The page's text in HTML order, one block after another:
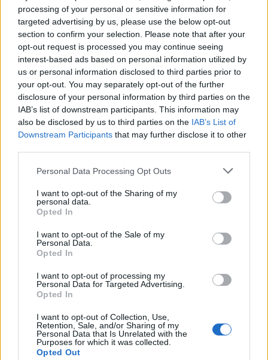
processing of your personal or sensitive information for
targeted advertising by us, please use the below opt-out
section to confirm your selection. Please note that after your
opt-out request is processed you may continue seeing
interest-based ads based on personal information utilized by
us or personal information disclosed to third parties prior to
your opt-out. You may separately opt-out of the further
disclosure of your personal information by third parties on the
IAB’s list of downstream participants. This information may
also be disclosed by us to third parties on the IAB’s List of
Downstream Participants that may further disclose it to other
Personal Data Processing Opt Outs
I want to opt-out of the Sharing of my
personal data.
Opted In
I want to opt-out of the Sale of my
Personal Data.
Opted In
I want to opt-out of processing my
Personal Data for Targeted Advertising.
Opted In
I want to opt-out of Collection, Use,
Retention, Sale, and/or Sharing of my
Personal Data that Is Unrelated with the
Purposes for which it was collected.
Opted Out
πάρκο Φλοίσβου.Περιμένω τα δυο χρόνια να
σε γνωρίσω».
Οι όμορφες στιγμές μετά από καιρό
Τους προηγούμενους μήνες η Ρεγγίνα
στο νοσοκομείο και να ακολουθήσει
θεραπεία. Μετέπειτα, παρέμεινε για αρκετό
καιρό σπίτι της και τώρα- επιτέλους- έχει την
ευκαιρία να βγει.